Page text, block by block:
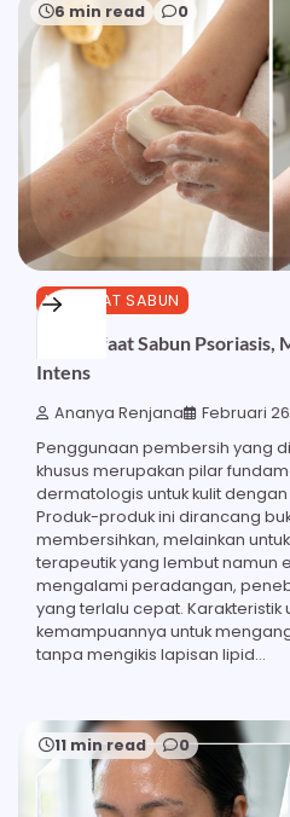
6 min read 0
MANFAAT SABUN
28 Manfaat Sabun
Intens
Ananya Renjana Februari
Penggunaan pembersih yang
khusus merupakan pilar
dermatologis untuk kulit
Produk-produk ini dirancang
membersihkan, melainkan
terapeutik yang lembut namun
mengalami peradangan,
yang terlalu cepat.
kemampuannya untuk
tanpa mengikis lapisan lipid…
11 min read 0